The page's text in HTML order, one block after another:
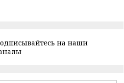
на наши